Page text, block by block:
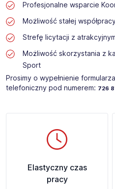
Profesjonalne wsparcie
Możliwość stałej
Strefę licytacji z
Możliwość skorzystania z
Sport
Prosimy o wypełnienie
telefoniczny pod numerem: 726
Elastyczny czas
pracy